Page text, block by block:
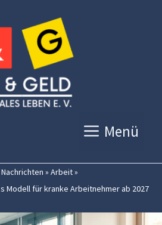
Menü
» Arbeit»
Modell für kranke Arbeitnehmer ab 2027